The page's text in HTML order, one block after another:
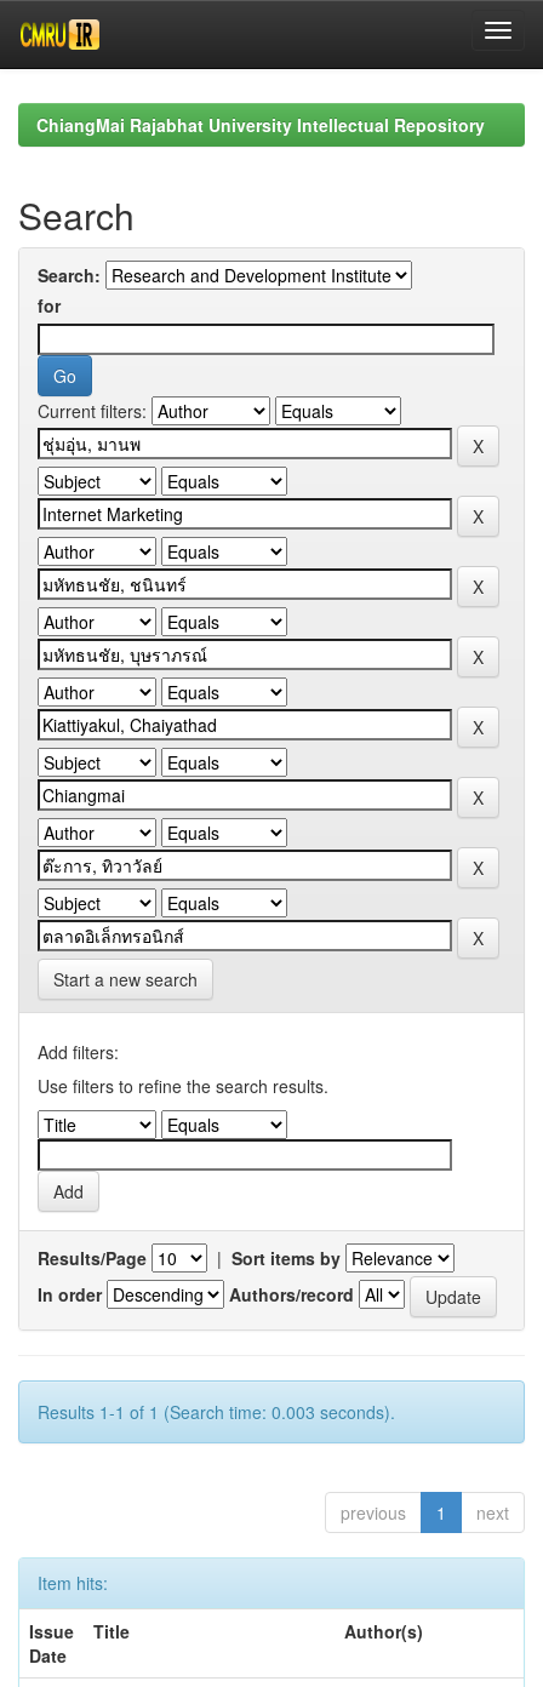
navigationChiangMai Rajabhat University Intellectual Repository
Search
Search:
for
Current filters:
Start a new search
Add filters:
Use filters to refine the search results.
Results/Page | Sort items by
In order
Authors/record
Results 1-1 of 1 (Search time: 0.003 seconds).
previous 1 next
Item hits:
Issue
Date
Title Author(s)